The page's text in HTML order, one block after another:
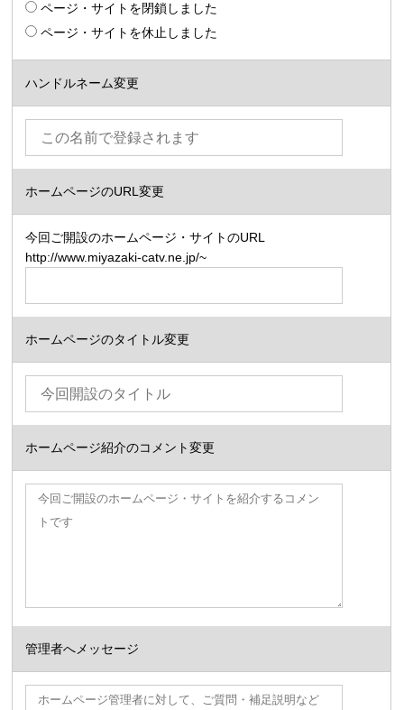
ページ・サイトを閉鎖しました
ページ・サイトを休止しました
ハンドルネーム変更
ホームページのURL変更
今回ご開設のホームページ・サイトのURL
http://www.miyazaki-catv.ne.jp/~
ホームページのタイトル変更
ホームページ紹介のコメント変更
管理者へメッセージ